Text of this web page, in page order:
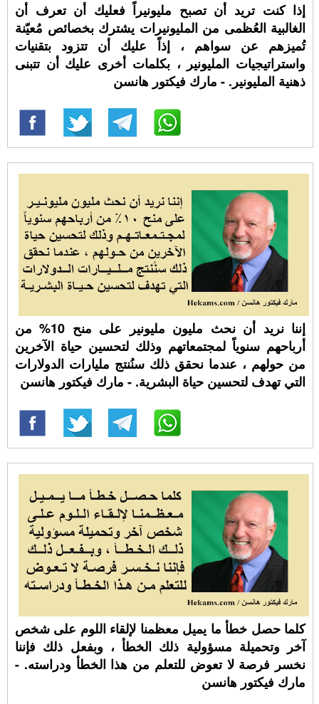
إذا كنت تريد أن تصبح مليونيراً فعليك أن تعرف أن
الغالبية العُظمى من المليونيرات يشترك بخصائص مُعيّنة
تُميزهم عن سواهم ، إذاً عليك أن تتزود بتقنيات
واستراتيجيات المليونير ، بكلمات أخرى عليك أن تتبنى
ذهنية المليونير. - مارك فيكتور هانسن
إننا نريد أن نحث مليون مليونير على منح 10% من
أرباحهم سنوياً لمجتمعاتهم وذلك لتحسين حياة الآخرين
من حولهم ، عندما نحقق ذلك سنُنتج مليارات الدولارات
التي تهدف لتحسين حياة البشرية. - مارك فيكتور هانسن
كلما حصل خطأ ما يميل معظمنا لإلقاء اللوم على شخص
آخر وتحميلة مسؤولية ذلك الخطأ ، وبفعل ذلك فإننا
نخسر فرصة لا تعوض للتعلم من هذا الخطأ ودراسته. -
مارك فيكتور هانسن